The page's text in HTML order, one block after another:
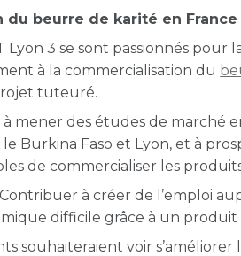
du beurre de karité en
Lyon 3 se sont passionnés
à la commercialisation du
tuteuré.
mener des études de marché
Burkina Faso et Lyon, et à
de commercialiser les
à créer de l’emploi
difficile grâce à un
souhaiteraient voir s’améliorer